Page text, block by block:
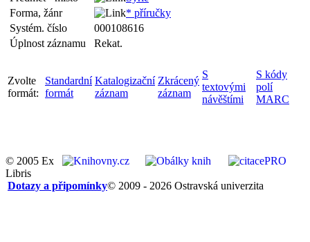
Forma, žánr
* příručky
Systém. číslo
000108616
Úplnost záznamu
Rekat.
Zvolte
formát:
Standardní
formát
Katalogizační
záznam
Zkrácený
záznam
S
textovými
návěštími
S kódy
polí
MARC
© 2005 Ex
Libris
© 2009 - 2026 Ostravská univerzita
Dotazy a připomínky